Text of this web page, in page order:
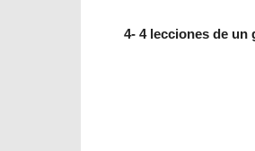
4- 4 lecciones de un